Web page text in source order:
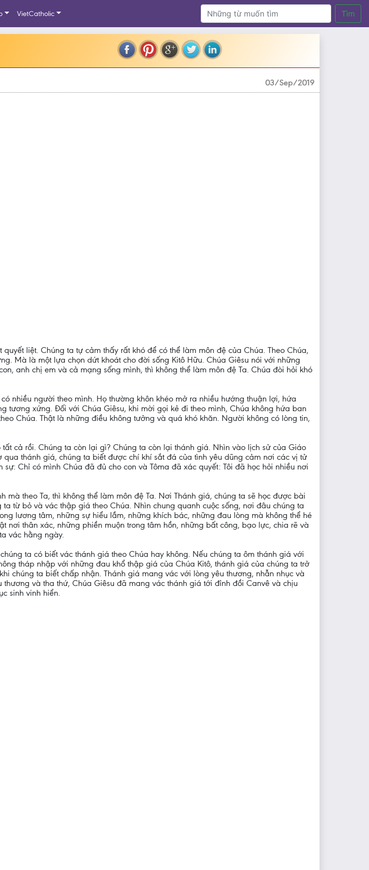
VietCatholic Tìm
03/Sep/2019
liệt. Chúng ta tự cảm thấy rất khó để có thể làm môn đệ của Chúa. Theo Chúa,
Mà là một lựa chọn dứt khoát cho đời sống Kitô Hữu. Chúa Giêsu nói với những
anh chị em và cả mạng sống mình, thì không thể làm môn đệ Ta. Chúa đòi hỏi khó
nhiều người theo mình. Họ thường khôn khéo mở ra nhiều hướng thuận lợi, hứa
tương xứng. Đối với Chúa Giêsu, khi mời gọi kẻ đi theo mình, Chúa không hứa ban
Chúa. Thật là những điều không tưởng và quá khó khăn. Người không có lòng tin,
cả rồi. Chúng ta còn lại gì? Chúng ta còn lại thánh giá. Nhìn vào lịch sử của Giáo
thánh giá, chúng ta biết được chí khí sắt đá của tình yêu dũng cảm nơi các vị tử
Chỉ có mình Chúa đã đủ cho con và Tôma đã xác quyết: Tôi đã học hỏi nhiều nơi
theo Ta, thì không thể làm môn đệ Ta. Nơi Thánh giá, chúng ta sẽ học được bài
từ bỏ và vác thập giá theo Chúa. Nhìn chung quanh cuộc sống, nơi đâu chúng ta
lương tâm, những sự hiểu lầm, những khích bác, những đau lòng mà không thể hé
nơi thân xác, những phiền muộn trong tâm hồn, những bất công, bạo lực, chia rẽ và
vác hằng ngày.
ta có biết vác thánh giá theo Chúa hay không. Nếu chúng ta ôm thánh giá với
tháp nhập với những đau khổ thập giá của Chúa Kitô, thánh giá của chúng ta trở
chúng ta biết chấp nhận. Thánh giá mang vác với lòng yêu thương, nhẫn nhục và
và tha thứ, Chúa Giêsu đã mang vác thánh giá tới đỉnh đồi Canvê và chịu
sinh vinh hiển.